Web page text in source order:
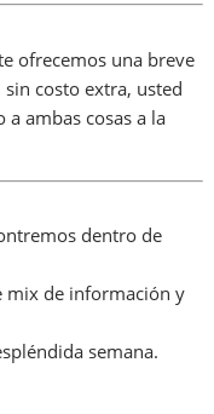
ofrecemos una breve
sin costo extra, usted
a ambas cosas a la
dentro de
mix de información y
semana.